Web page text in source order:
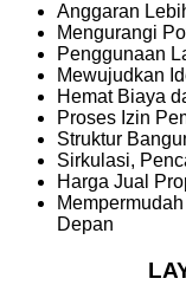
Anggaran
Mengurangi
Penggunaan
Mewujudkan
Hemat Biaya
Proses Izin
Struktur
Sirkulasi,
Harga Jual
Depan